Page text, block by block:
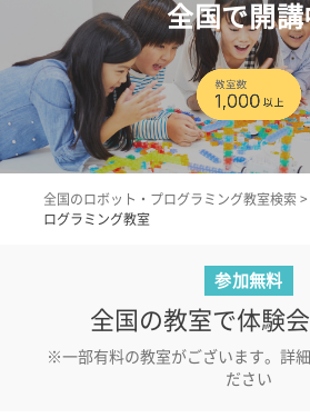
全国で開講
全国のロボット・プログラミング教室検索 >
ログラミング教室
参加無料
全国の教室で体験
※一部有料の教室がございます。詳
ださい